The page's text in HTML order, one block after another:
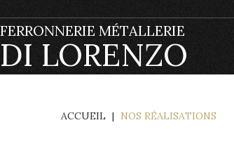
FERRONNERIE MÉTALLERIE
DI LORENZO
ACCUEIL | NOS RÉALISATIONS